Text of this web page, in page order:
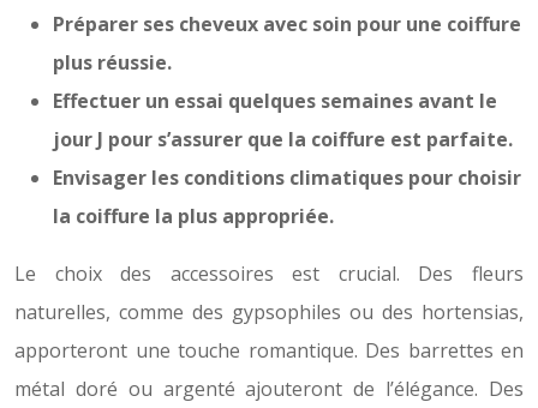
Préparer ses cheveux avec soin pour une coiffure
plus réussie.
Effectuer un essai quelques semaines avant le
jour J pour s’assurer que la coiffure est parfaite.
Envisager les conditions climatiques pour choisir
la coiffure la plus appropriée.
Le choix des accessoires est crucial. Des fleurs
naturelles, comme des gypsophiles ou des hortensias,
apporteront une touche romantique. Des barrettes en
métal doré ou argenté ajouteront de l’élégance. Des